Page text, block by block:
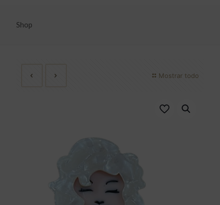
Shop
Mostrar todo